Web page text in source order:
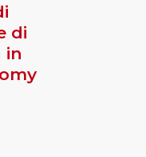
di
in